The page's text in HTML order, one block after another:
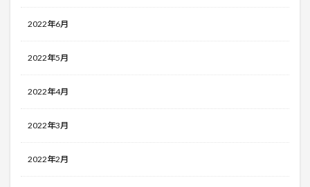
2022年6月
2022年5月
2022年4月
2022年3月
2022年2月